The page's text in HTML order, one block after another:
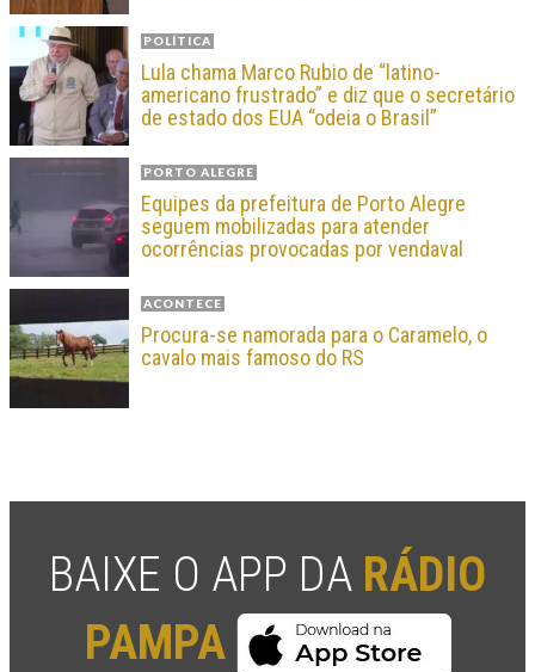
POLÍTICA
Lula chama Marco Rubio de “latino-
americano frustrado” e diz que o secretário
de estado dos EUA “odeia o Brasil”
PORTO ALEGRE
Equipes da prefeitura de Porto Alegre
seguem mobilizadas para atender
ocorrências provocadas por vendaval
ACONTECE
Procura-se namorada para o Caramelo, o
cavalo mais famoso do RS
BAIXE O APP DA RÁDIO
PAMPA